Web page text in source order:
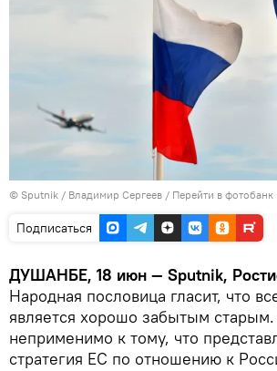
© Sputnik / Владимир Сергеев / Перейти в фотобанк
Подписаться
ДУШАНБЕ, 18 июн — Sputnik,
Народная пословица гласит, что
является хорошо забытым
неприменимо к тому, что
стратегия ЕС по отношению к